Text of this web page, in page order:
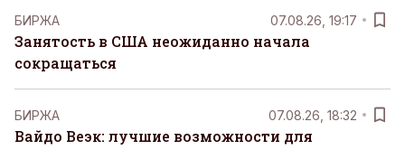
БИРЖА 07.08.26, 19:17
Занятость в США неожиданно начала
сокращаться
БИРЖА 07.08.26, 18:32
Вайдо Веэк: лучшие возможности для